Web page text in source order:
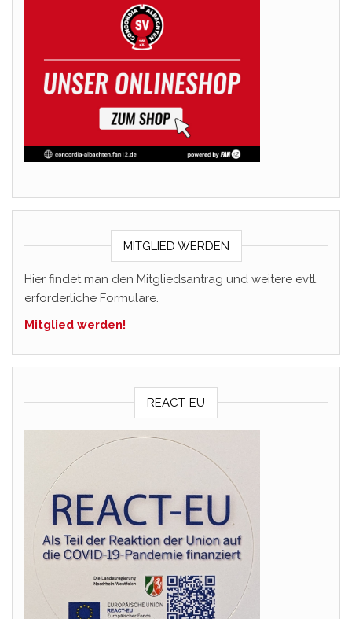
MITGLIED WERDEN
Hier findet man den Mitgliedsantrag und weitere evtl.
erforderliche Formulare.
Mitglied werden!
REACT-EU